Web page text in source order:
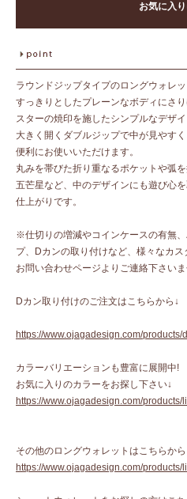
お気に入
ラウンドジップタイプのロングウォレッ
すっきりとしたプレーンなボディにさ
スターの焼印を施したシンプルなデザイ
大きく開くダブルジップで中が見やす
便利にお使いいただけます。
丸みを帯びた折り重なるポケットや弧
五芒星など、中のデザインにも遊び心
仕上がりです。
※仕切りの増減やコインケースの有無
プ、Dカンの取り付けなど、様々なカス
お問い合わせページよりご連絡下さいま
Dカン取り付けのご注文はこちらから↓
https://www.ojagadesign.com/
カラーバリエーションも豊富に展開中!
お気に入りのカラーをお探し下さい↓
https://www.ojagadesign.com/products/
その他のロングウォレットはこちらから
https://www.ojagadesign.com/products/